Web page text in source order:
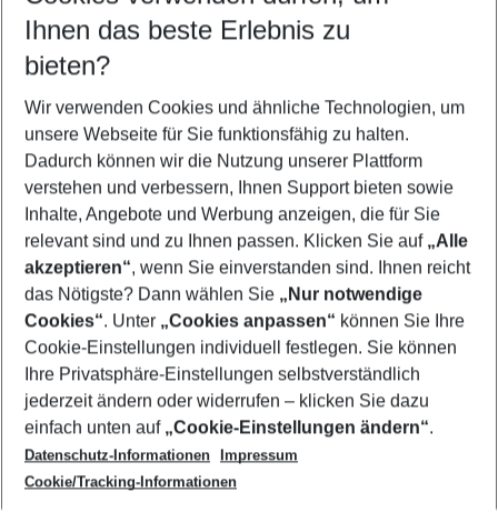
Reisezeitraum wählen
09.08.26– 07.08.27 5-8 Nächte
2 Erwachsene Keine Kinder
Mehr Filter anzeigen
Footer
Footer navigation
Über uns
AGB
Cookie-Einstellungen ändern
Cookie-Richtlinie
Datenschutz
Service & Hilfe
Barrierefreies Reisen
Check-in
Folgen Sie uns
Ihnen das beste Erlebnis zu
bieten?
Wir verwenden Cookies und ähnliche Technologien, um
unsere Webseite für Sie funktionsfähig zu halten.
Dadurch können wir die Nutzung unserer Plattform
verstehen und verbessern, Ihnen Support bieten sowie
Inhalte, Angebote und Werbung anzeigen, die für Sie
relevant sind und zu Ihnen passen. Klicken Sie auf „Alle
akzeptieren“, wenn Sie einverstanden sind. Ihnen reicht
das Nötigste? Dann wählen Sie „Nur notwendige
Cookies“. Unter „Cookies anpassen“ können Sie Ihre
Cookie-Einstellungen individuell festlegen. Sie können
Ihre Privatsphäre-Einstellungen selbstverständlich
jederzeit ändern oder widerrufen – klicken Sie dazu
einfach unten auf „Cookie-Einstellungen ändern“.
Datenschutz-Informationen
Impressum
Cookie/Tracking-Informationen